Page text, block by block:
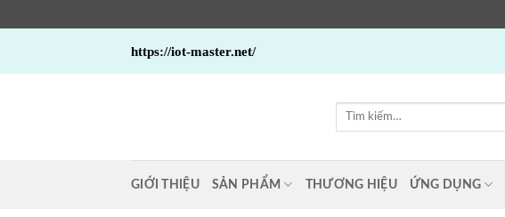
https://iot-master.net/
Tìm
GIỚI THIỆU SẢN PHẨM THƯƠNG HIỆU ỨNG DỤNG